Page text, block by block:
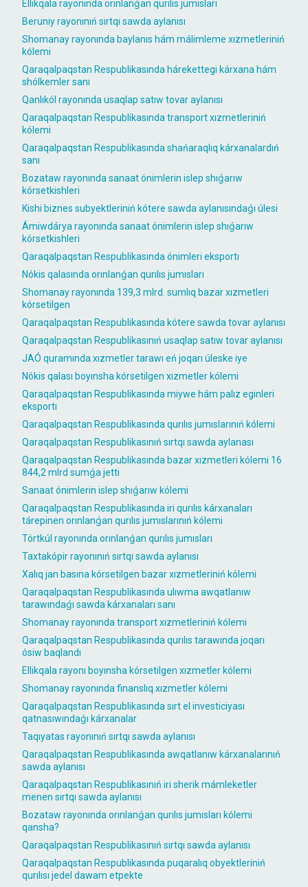
Ellikqala rayonında orınlanǵan qurılıs jumısları
Beruniy rayonınıń sırtqı sawda aylanısı
Shomanay rayonında baylanıs hám málimleme xızmetleriniń
kólemi
Qaraqalpaqstan Respublikasında hárekettegi kárxana hám
shólkemler sanı
Qanlıkól rayonında usaqlap satıw tovar aylanısı
Qaraqalpaqstan Respublikasında transport xızmetleriniń
kólemi
Qaraqalpaqstan Respublikasında shańaraqlıq kárxanalardıń
sanı
Bozataw rayonında sanaat ónimlerin islep shıǵarıw
kórsetkishleri
Kishi biznes subyektleriniń kótere sawda aylanısındaǵı úlesi
Ámiwdárya rayonında sanaat ónimlerin islep shıǵarıw
kórsetkishleri
Qaraqalpaqstan Respublikasında ónimleri eksportı
Nókis qalasında orınlanǵan qurılıs jumısları
Shomanay rayonında 139,3 mlrd. sumlıq bazar xızmetleri
kórsetilgen
Qaraqalpaqstan Respublikasında kótere sawda tovar aylanısı
Qaraqalpaqstan Respublikasınıń usaqlap satıw tovar aylanısı
JAÓ quramında xızmetler tarawı eń joqarı úleske iye
Nókis qalası boyınsha kórsetilgen xızmetler kólemi
Qaraqalpaqstan Respublikasında miywe hám palız eginleri
eksportı
Qaraqalpaqstan Respublikasında qurılıs jumıslarınıń kólemi
Qaraqalpaqstan Respublikasınıń sırtqı sawda aylanası
Qaraqalpaqstan Respublikasında bazar xızmetleri kólemi 16
844,2 mlrd sumǵa jetti
Sanaat ónimlerin islep shıǵarıw kólemi
Qaraqalpaqstan Respublikasında iri qurılıs kárxanaları
tárepinen orınlanǵan qurılıs jumıslarınıń kólemi
Tórtkúl rayonında orınlanǵan qurılıs jumısları
Taxtakópir rayonınıń sırtqı sawda aylanısı
Xalıq jan basına kórsetilgen bazar xızmetleriniń kólemi
Qaraqalpaqstan Respublikasında ulıwma awqatlanıw
tarawındaǵı sawda kárxanaları sanı
Shomanay rayonında transport xızmetleriniń kólemi
Qaraqalpaqstan Respublikasında qurılıs tarawında joqarı
ósiw baqlandı
Ellikqala rayonı boyınsha kórsetilgen xızmetler kólemi
Shomanay rayonında finanslıq xızmetler kólemi
Qaraqalpaqstan Respublikasında sırt el investiciyası
qatnasıwındaǵı kárxanalar
Taqıyatas rayonınıń sırtqı sawda aylanısı
Qaraqalpaqstan Respublikasında awqatlanıw kárxanalarınıń
sawda aylanısı
Qaraqalpaqstan Respublikasınıń iri sherik mámleketler
menen sırtqı sawda aylanısı
Bozataw rayonında orınlanǵan qurılıs jumısları kólemi
qansha?
Qaraqalpaqstan Respublikasınıń sırtqı sawda aylanısı
Qaraqalpaqstan Respublikasında puqaralıq obyektleriniń
qurılısı jedel dawam etpekte